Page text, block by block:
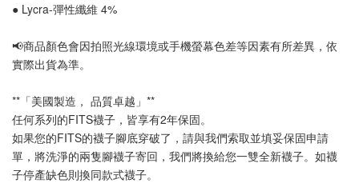
● Lycra-彈性纖維 4%
📢商品顏色會因拍照光線環境或手機螢幕色差等因素有所差異，依
實際出貨為準。
**「美國製造， 品質卓越」**
任何系列的FITS襪子，皆享有2年保固。
如果您的FITS的襪子腳底穿破了，請與我們索取並填妥保固申請
單，將洗淨的兩隻腳襪子寄回，我們將換給您一雙全新襪子。如襪
子停產缺色則換同款式襪子。